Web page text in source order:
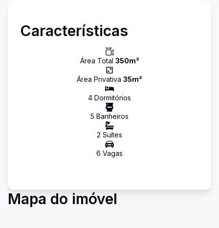
Características
Área Total 350m²
Área Privativa 35m²
4 Dormitórios
5 Banheiros
2 Suítes
6 Vagas
Mapa do imóvel